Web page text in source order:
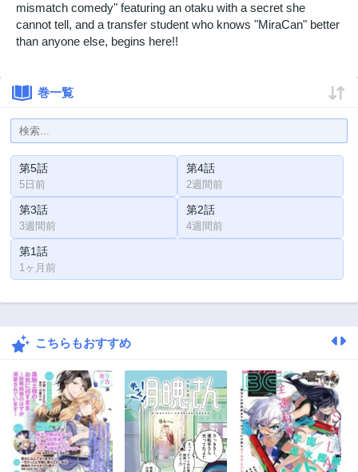
mismatch comedy" featuring an otaku with a secret she
cannot tell, and a transfer student who knows "MiraCan" better
than anyone else, begins here!!
巻一覧
第5話
5日前
第4話
2週間前
第3話
3週間前
第2話
4週間前
第1話
1ヶ月前
こちらもおすすめ